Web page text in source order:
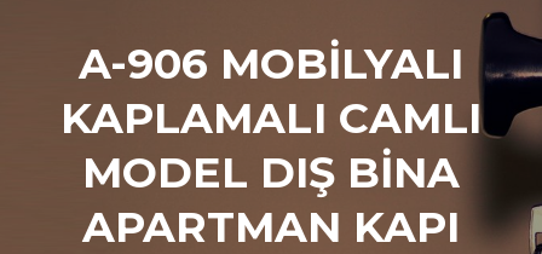
A-906 MOBILYALI
KAPLAMALI CAMLI
MODEL DIŞ BINA
APARTMAN KAPI